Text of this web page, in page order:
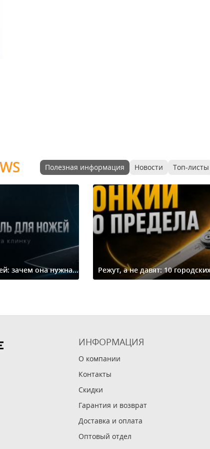
Полезная информация Новости Топ-листы
зачем она нужна... Режут, а не давят: 10
ИНФОРМАЦИЯ
О компании
Контакты
Скидки
Гарантия и возврат
Доставка и оплата
Оптовый отдел